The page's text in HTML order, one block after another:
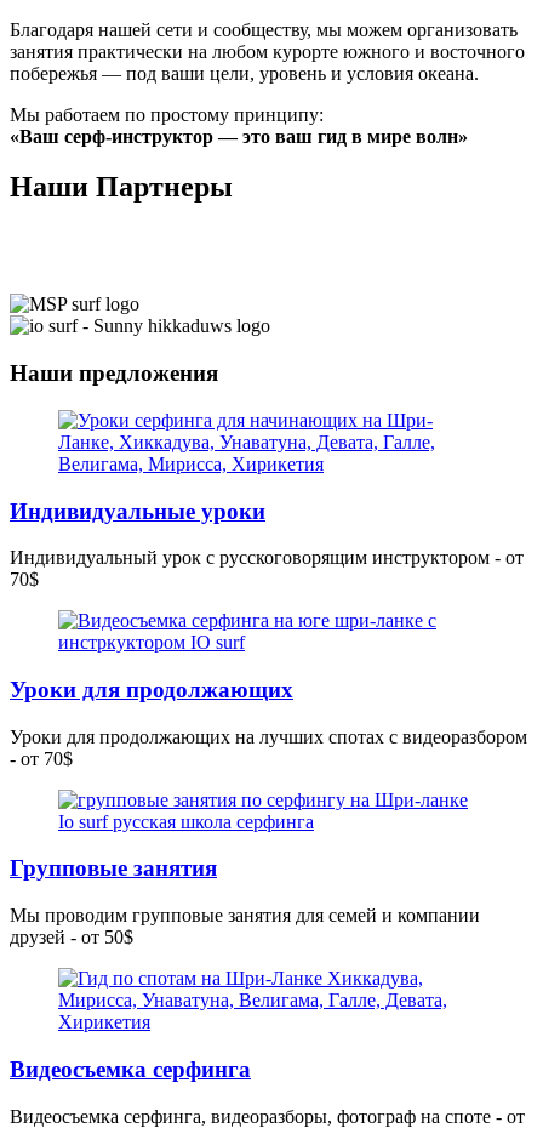
Благодаря нашей сети и сообществу, мы можем организовать
занятия практически на любом курорте южного и восточного
побережья — под ваши цели, уровень и условия океана.
Мы работаем по простому принципу:
«Ваш серф-инструктор — это ваш гид в мире волн»
Наши Партнеры
Наши предложения
Индивидуальные уроки
Индивидуальный урок с русскоговорящим инструктором - от
70$
Уроки для продолжающих
Уроки для продолжающих на лучших спотах с видеоразбором
- от 70$
Групповые занятия
Мы проводим групповые занятия для семей и компании
друзей - от 50$
Видеосъемка серфинга
Видеосъемка серфинга, видеоразборы, фотограф на споте - от